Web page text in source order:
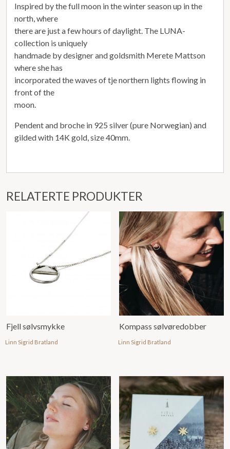
Inspired by the full moon in the winter season up in the
north, where
there are just a few hours of daylight. The LUNA-
collection is uniquely
handmade by designer and goldsmith Merete Mattson
where she has
incorporated the waves of tje northern lights flowing in
front of the
moon.
Pendent and broche in 925 silver (pure Norwegian) and
gilded with 14K gold, size 40mm.
RELATERTE PRODUKTER
Fjell sølvsmykke
Linn Sigrid Bratland
Kompass sølvøredobber
Linn Sigrid Bratland